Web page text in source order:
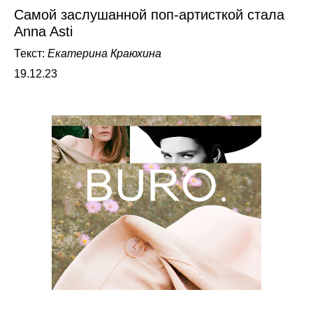
Самой заслушанной поп-артисткой стала
Anna Asti
Текст: Екатерина Краюхина
19.12.23